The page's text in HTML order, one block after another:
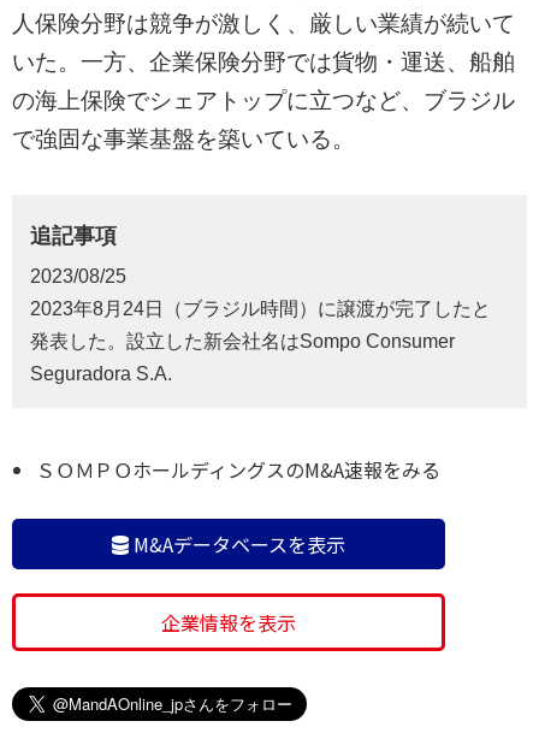
人保険分野は競争が激しく、厳しい業績が続いて
いた。一方、企業保険分野では貨物・運送、船舶
の海上保険でシェアトップに立つなど、ブラジル
で強固な事業基盤を築いている。
追記事項
2023/08/25
2023年8月24日（ブラジル時間）に譲渡が完了したと
発表した。設立した新会社名はSompo Consumer
Seguradora S.A.
ＳＯＭＰＯホールディングスのM&A速報をみる
M&Aデータベースを表示
企業情報を表示